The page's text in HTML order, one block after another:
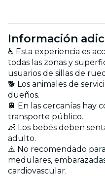
Información
♿️ Esta experiencia es
todas las zonas y
usuarios de sillas de
🐕 Los animales de
dueños.
🚆 En las cercanías hay
transporte público.
👶 Los bebés deben
adulto.
⚠️ No recomendado
medulares,
cardiovascular.